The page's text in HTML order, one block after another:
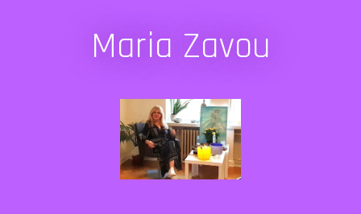
Maria Zavou